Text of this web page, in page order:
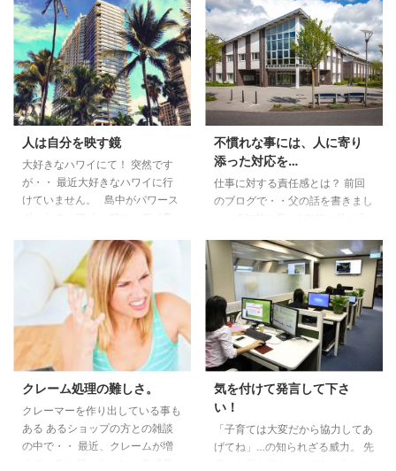
飯を食べながら・・の会話。
「最近、お店に行き… （ここでは
名前をだせませんが大型店舗で
す） ○○どこにありますか？と聞
いてもわからない。 そのフロア
ーに行き商品について伺うと 知
識もなく、わかりません。」
と・・ 「つい、わかる人よんで
きて！！」と 言ってしまった
と。 私も少し前に… バッチフラ
ワーエッセンス（弊社ではDTW
しか扱っていないので）を 自分
だ若く元気な方でした。 そし
て・・ある香りが好きでした。
その香りのお線香をお贈りしたの
ですが・・・・。 後日お電話で
「○○（故人）は、このお線香が
好きだったのですか？」と。
私・・ 「生きている時にお線香
が好きだったので、 たまたま、
お線香があったので贈りました」
このお線香の香りは私は大好き
だったので、 ちょ ...
人は自分を映す鏡
大好きなハワイにて！ 突然です
が・・ 最近大好きなハワイに行
けていません。 島中がパワース
す。 ハワイ島には、はるか昔に
少しだけ住んでいました。 その
後、心が疲れたな。。。と思った
ら ハワイに行っていました。 そ
のご縁で、ハワイアンドッグカフ
ェと会社を 設立しました。 ハワ
イ特集番組は、やはり観てしまい
店の名前を出せませんが） ハワ
イ特集で、日本人に人気のお店が
紹介されてい ...
不慣れな事には、人に寄り
添った対応を…
仕事に対する責任感とは？ 前回
のブログで・・父の話を書きまし
に突然、来ました。 誰もがいつ
か親は先に逝ってしまうと わか
っています。 しかし、実際にそ
うなってしまうと・・。 人が亡
くなると沢山の手続きがありま
す。 父は、母が亡くなると、 本
当に小さくなったように見えまし
れません。 手続きが待っていま
す。 母が亡くなった後の手続に
父と区役所を訪れた時です。 1
...
クレーム処理の難しさ。
クレーマーを作り出している事も
ある あるショップの方との雑談
の中で・・ 最近、クレームが増
気を付けて発言して下さ
い！
「子育ては大変だから協力してあ
げてね」…の知られざる威力。 先